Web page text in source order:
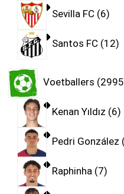
Sevilla FC 6
Santos FC 12
Voetballers 2995
Kenan Yıldız 6
Pedri González
Raphinha 7